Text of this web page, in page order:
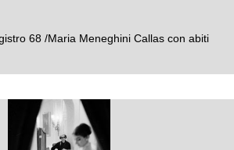
68 /Maria Meneghini Callas con abiti